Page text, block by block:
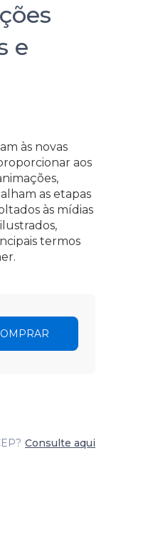
e
às novas
aos
as etapas
às mídias
termos
Consulte aqui